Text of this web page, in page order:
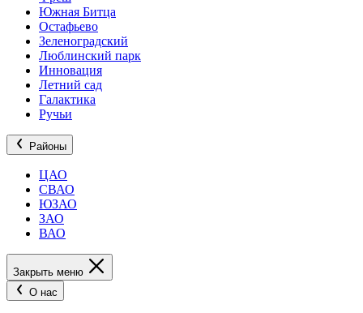
Южная Битца
Остафьево
Зеленоградский
Люблинский парк
Инновация
Летний сад
Галактика
Ручьи
Районы
ЦАО
СВАО
ЮЗАО
ЗАО
ВАО
Закрыть меню
О нас